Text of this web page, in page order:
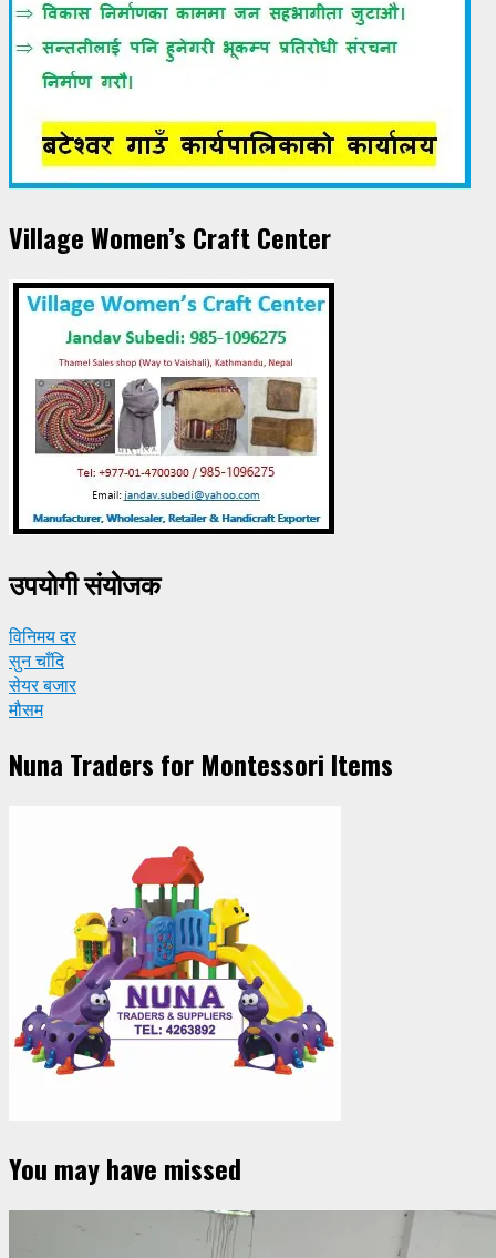
Village Women’s Craft Center
उपयाेगी संयाेजक
विनिमय दर
सुन चाँदि
सेयर बजार
मौसम
Nuna Traders for Montessori Items
You may have missed